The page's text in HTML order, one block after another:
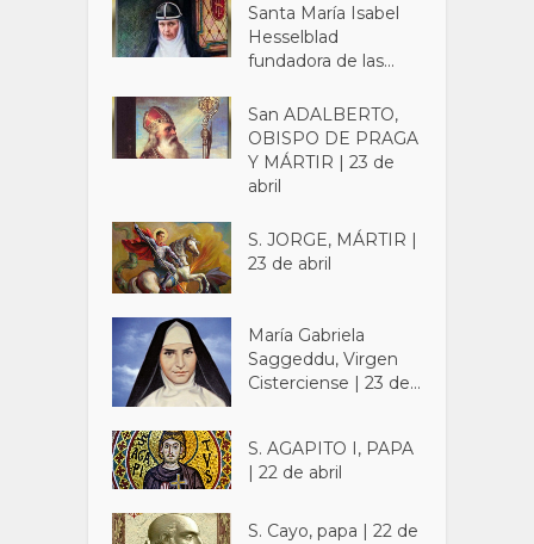
Santa María Isabel
Hesselblad
fundadora de las...
San ADALBERTO,
OBISPO DE PRAGA
Y MÁRTIR | 23 de
abril
S. JORGE, MÁRTIR |
23 de abril
María Gabriela
Saggeddu, Virgen
Cisterciense | 23 de...
S. AGAPITO I, PAPA
| 22 de abril
S. Cayo, papa | 22 de